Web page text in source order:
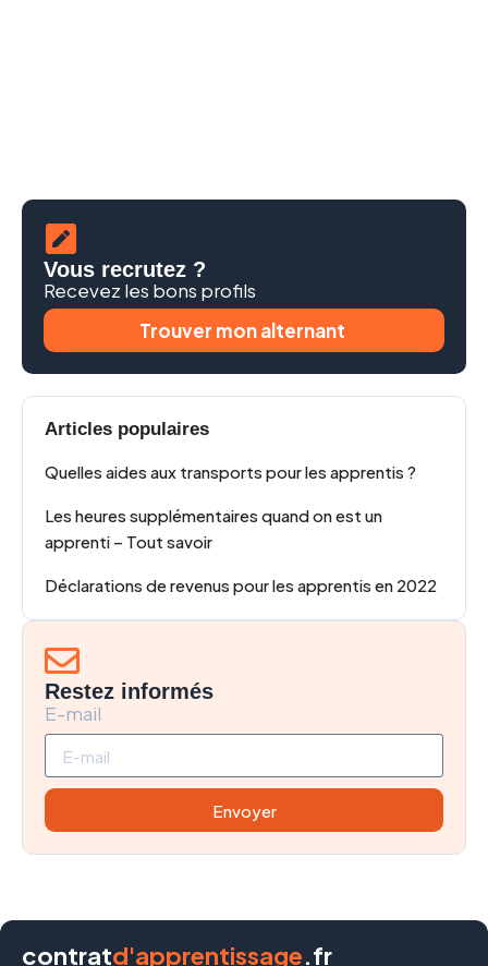
Vous recrutez ?
Recevez les bons profils
Trouver mon alternant
Articles populaires
Quelles aides aux transports pour les apprentis ?
Les heures supplémentaires quand on est un
apprenti – Tout savoir
Déclarations de revenus pour les apprentis en 2022
Restez informés
E-mail
Envoyer
contratd'apprentissage.fr